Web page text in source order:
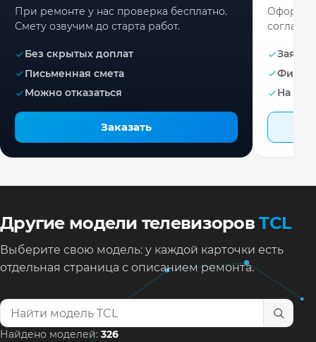
При ремонте у нас проверка бесплатно.
Смету озвучим до старта работ.
Без скрытых доплат
Письменная смета
Можно отказаться
Заказать
Заявка
На
Другие модели телевизоровTCL
Выберите свою модель: у каждой карточки есть
отдельная страница с описанием ремонта.
Найти модель телевизора
Найдено моделей: 326